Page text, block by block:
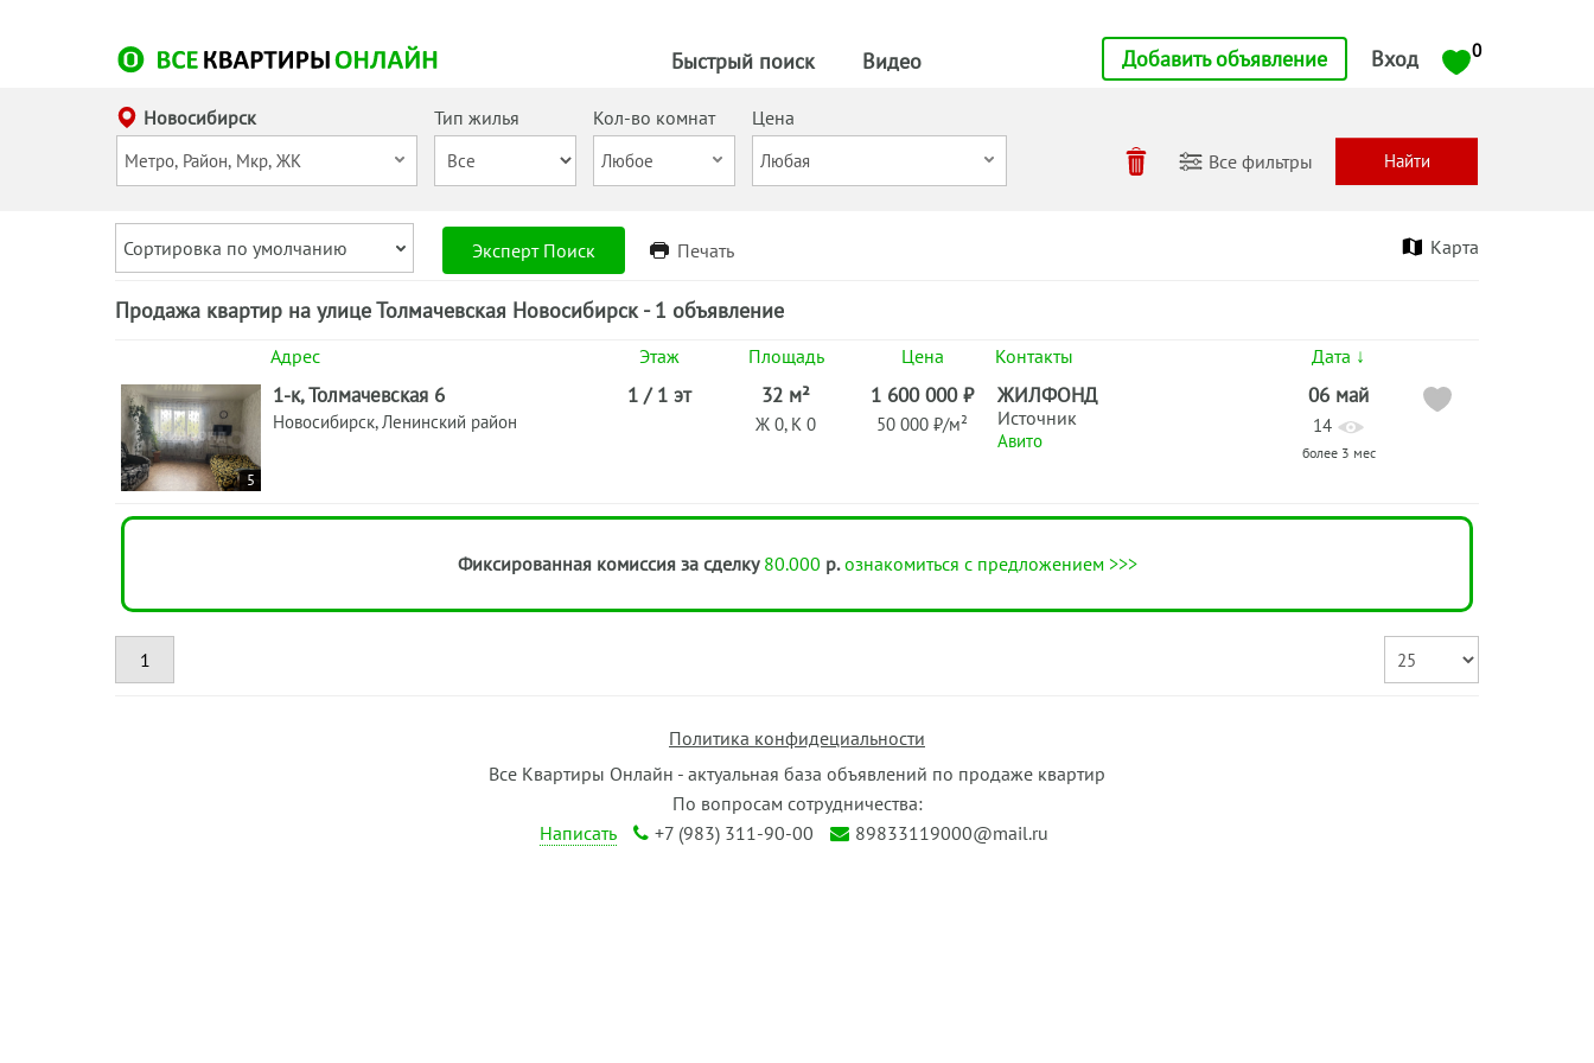
Быстрый поиск Видео Добавить объявление Вход 0
Новосибирск Тип жилья Кол-во комнат
Цена
Все фильтры
Сортировка по умолчанию Эксперт Поиск Печать Карта
Продажа квартир на улице Толмачевская Новосибирск - 1 объявление
Адрес Этаж Площадь Цена Контакты Дата ↓
5
1-к, Толмачевская 6
Новосибирск, Ленинский район
1 / 1 эт 32 м²
Ж 0, К 0
1 600 000 ₽
50 000 ₽/м²
ЖИЛФОНД
Источник
Авито
06 май
14
более 3 мес
Фиксированная комиссия за сделку 80.000 р. ознакомиться с предложением >>>
1
Политика конфидециальности
Все Квартиры Онлайн - актуальная база объявлений по продаже квартир
По вопросам сотрудничества:
Написать
+7 (983) 311-90-00 89833119000@mail.ru